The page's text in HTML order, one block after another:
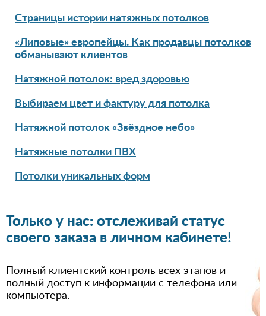
Страницы истории натяжных потолков
«Липовые» европейцы. Как продавцы потолков
обманывают клиентов
Натяжной потолок: вред здоровью
Выбираем цвет и фактуру для потолка
Натяжной потолок «Звёздное небо»
Натяжные потолки ПВХ
Потолки уникальных форм
Только у нас: отслеживай статус
своего заказа в личном кабинете!
Полный клиентский контроль всех этапов и
полный доступ к информации с телефона или
компьютера.